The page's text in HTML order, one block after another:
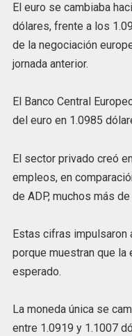
El euro se cambiaba
dólares, frente a los
de la negociación
jornada anterior.
El Banco Central
del euro en 1.0985
El sector privado creó
empleos, en
de ADP, muchos más
Estas cifras impulsaron
porque muestran que
esperado.
La moneda única se
entre 1.0919 y 1.1007